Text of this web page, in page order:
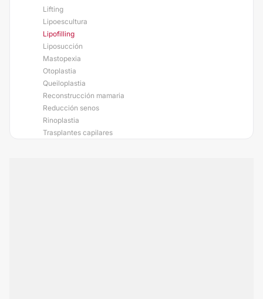
Lifting
Lipoescultura
Lipofilling
Liposucción
Mastopexia
Otoplastia
Queiloplastia
Reconstrucción mamaria
Reducción senos
Rinoplastia
Trasplantes capilares